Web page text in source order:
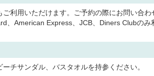
ご利用いただけます。ご予約の際にお問い合わ
、American Express、JCB、Diners Clubのみ
チサンダル、バスタオルを持参ください。